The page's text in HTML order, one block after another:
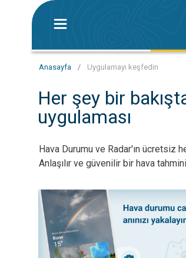
Anasayfa / Uygulamayı keşfedin
Her şey bir
uygulaması
Hava Durumu ve Radar'ın ücretsiz
Anlaşılır ve güvenilir bir hava
Anları yakala, anları paylaş.